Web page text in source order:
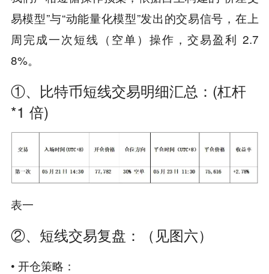
易模型”与“动能量化模型”发出的交易信号，在上
周完成一次短线（空单）操作，交易盈利 2.7
8%。
①、比特币短线交易明细汇总：(杠杆
*1 倍)
表一
②、短线交易复盘：（见图六）
• 开仓策略：